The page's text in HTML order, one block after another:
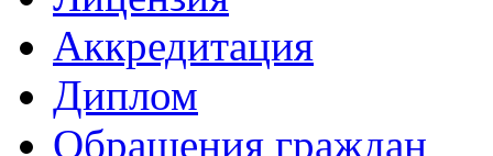
Аккредитация
Диплом
Обращения граждан